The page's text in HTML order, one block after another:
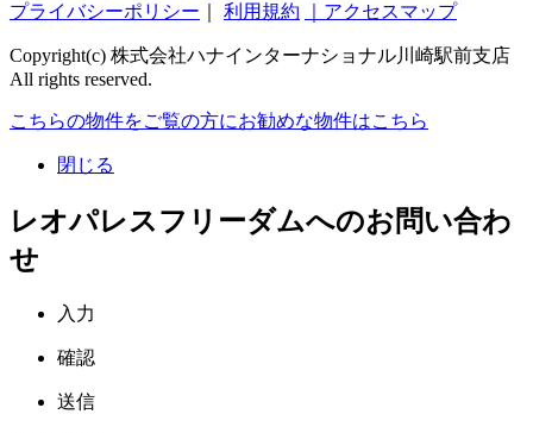
プライバシーポリシー 利用規約 ｜アクセスマップ
Copyright(c) 株式会社ハナインターナショナル川崎駅前支店
All rights reserved.
こちらの物件をご覧の方にお勧めな物件はこちら
閉じる
レオパレスフリーダムへのお問い合わ
せ
入力
確認
送信